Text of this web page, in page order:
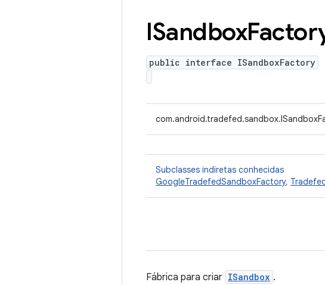
ISandbox
public interface ISandboxFactory
Subclasses indiretas conhecidas
GoogleTradefedSandboxFactory,
Fábrica para criar ISandbox .